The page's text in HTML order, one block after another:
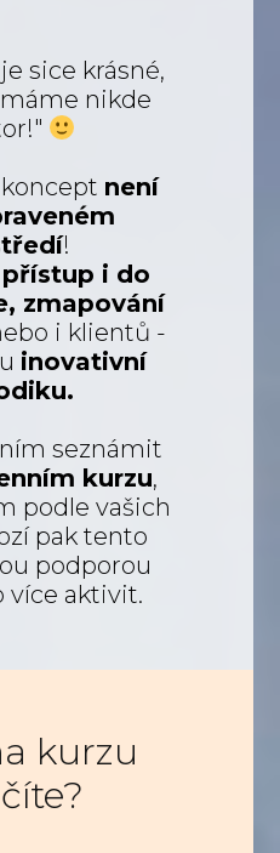
sice krásné,
nikde
není
!
i do
zmapování
i klientů -
inovativní
seznámit
kurzu,
podle vašich
pak tento
podporou
více aktivit.
kurzu